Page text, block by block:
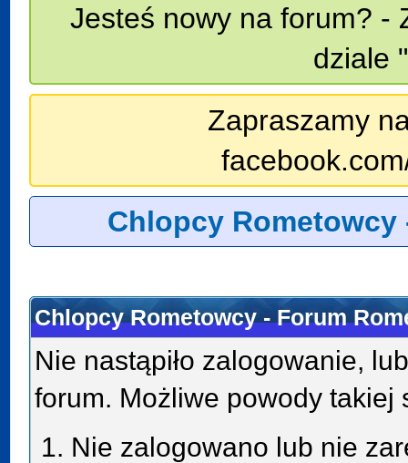
Jesteś nowy na forum? -
dziale
Zapraszamy
Chlopcy Rometowcy
Chlopcy Rometowcy - Forum
Nie nastąpiło zalogowanie,
forum. Możliwe powody takiej
Nie zalogowano lub nie